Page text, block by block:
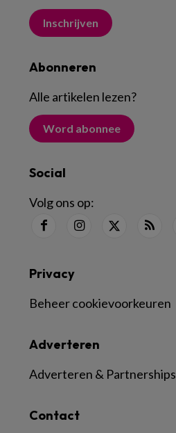
Inschrijven
Abonneren
Alle artikelen lezen?
Word abonnee
Social
Volg ons op:
Contact
Adverteren
Adverteren & Partnerships
Privacy
Beheer cookievoorkeuren